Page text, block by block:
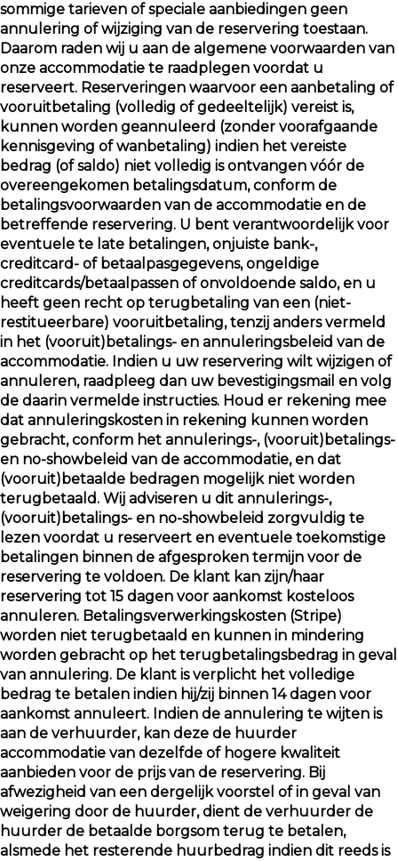
sommige tarieven of speciale aanbiedingen geen
annulering of wijziging van de reservering toestaan.
Daarom raden wij u aan de algemene voorwaarden van
onze accommodatie te raadplegen voordat u
reserveert. Reserveringen waarvoor een aanbetaling of
vooruitbetaling (volledig of gedeeltelijk) vereist is,
kunnen worden geannuleerd (zonder voorafgaande
kennisgeving of wanbetaling) indien het vereiste
bedrag (of saldo) niet volledig is ontvangen vóór de
overeengekomen betalingsdatum, conform de
betalingsvoorwaarden van de accommodatie en de
betreffende reservering. U bent verantwoordelijk voor
eventuele te late betalingen, onjuiste bank-,
creditcard- of betaalpasgegevens, ongeldige
creditcards/betaalpassen of onvoldoende saldo, en u
heeft geen recht op terugbetaling van een (niet-
restitueerbare) vooruitbetaling, tenzij anders vermeld
in het (vooruit)betalings- en annuleringsbeleid van de
accommodatie. Indien u uw reservering wilt wijzigen of
annuleren, raadpleeg dan uw bevestigingsmail en volg
de daarin vermelde instructies. Houd er rekening mee
dat annuleringskosten in rekening kunnen worden
gebracht, conform het annulerings-, (vooruit)betalings-
en no-showbeleid van de accommodatie, en dat
(vooruit)betaalde bedragen mogelijk niet worden
terugbetaald. Wij adviseren u dit annulerings-,
(vooruit)betalings- en no-showbeleid zorgvuldig te
lezen voordat u reserveert en eventuele toekomstige
betalingen binnen de afgesproken termijn voor de
reservering te voldoen. De klant kan zijn/haar
reservering tot 15 dagen voor aankomst kosteloos
annuleren. Betalingsverwerkingskosten (Stripe)
worden niet terugbetaald en kunnen in mindering
worden gebracht op het terugbetalingsbedrag in geval
van annulering. De klant is verplicht het volledige
bedrag te betalen indien hij/zij binnen 14 dagen voor
aankomst annuleert. Indien de annulering te wijten is
aan de verhuurder, kan deze de huurder
accommodatie van dezelfde of hogere kwaliteit
aanbieden voor de prijs van de reservering. Bij
afwezigheid van een dergelijk voorstel of in geval van
weigering door de huurder, dient de verhuurder de
huurder de betaalde borgsom terug te betalen,
alsmede het resterende huurbedrag indien dit reeds is